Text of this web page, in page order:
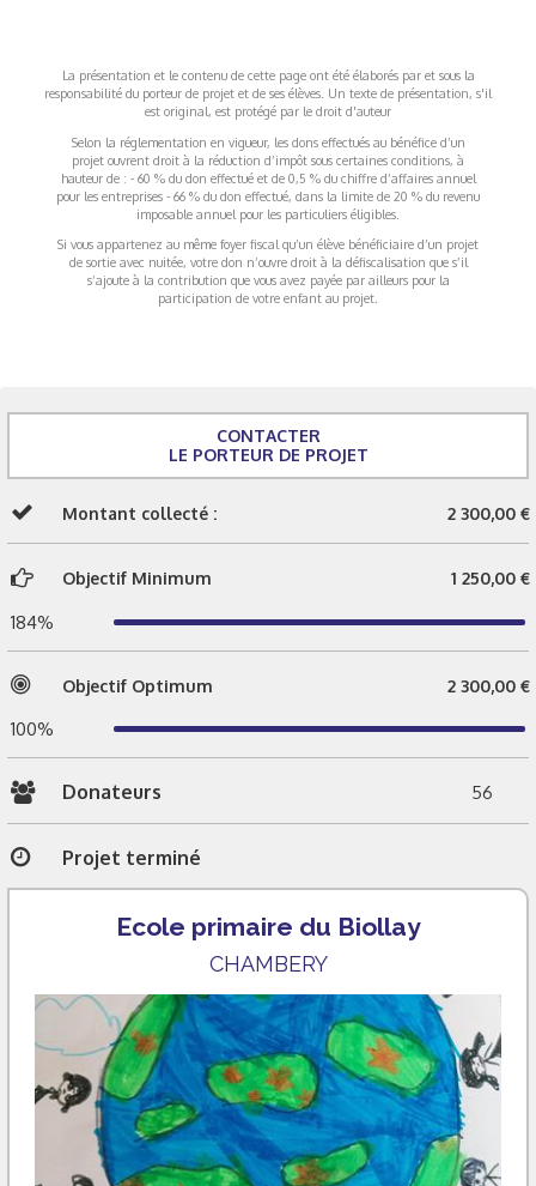
La présentation et le contenu de cette page ont été élaborés par et sous la
responsabilité du porteur de projet et de ses élèves. Un texte de présentation, s'il
est original, est protégé par le droit d'auteur
Selon la réglementation en vigueur, les dons effectués au bénéfice d’un
projet ouvrent droit à la réduction d’impôt sous certaines conditions, à
hauteur de : - 60 % du don effectué et de 0,5 % du chiffre d’affaires annuel
pour les entreprises - 66 % du don effectué, dans la limite de 20 % du revenu
imposable annuel pour les particuliers éligibles.
Si vous appartenez au même foyer fiscal qu’un élève bénéficiaire d’un projet
de sortie avec nuitée, votre don n’ouvre droit à la défiscalisation que s’il
s’ajoute à la contribution que vous avez payée par ailleurs pour la
participation de votre enfant au projet.
CONTACTER
LE PORTEUR DE PROJET
Montant collecté : 2 300,00 €
Objectif Minimum 1 250,00 €
184%
Objectif Optimum 2 300,00 €
100%
Donateurs 56
Projet terminé
Ecole primaire du Biollay
CHAMBERY